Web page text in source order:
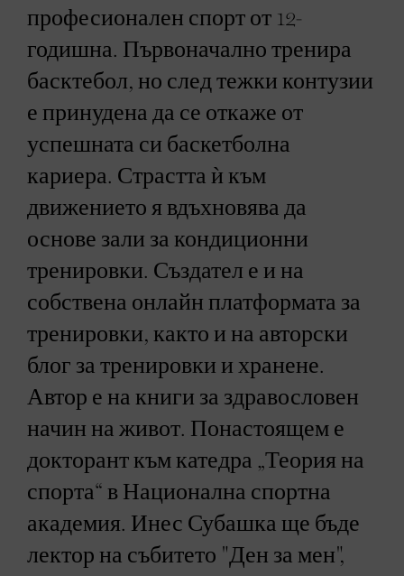
професионален спорт от 12-
годишна. Първоначално тренира
басктебол, но след тежки контузии
е принудена да се откаже от
успешната си баскетболна
кариера. Страстта ѝ към
движението я вдъхновява да
основе зали за кондиционни
тренировки. Създател е и на
собствена онлайн платформата за
тренировки, както и на авторски
блог за тренировки и хранене.
Автор е на книги за здравословен
начин на живот. Понастоящем е
докторант към катедра „Теория на
спорта“ в Национална спортна
академия. Инес Субашка ще бъде
лектор на събитето "Ден за мен",